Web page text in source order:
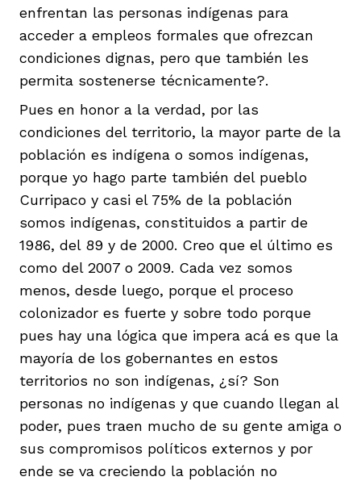
enfrentan las personas indígenas para
acceder a empleos formales que ofrezcan
condiciones dignas, pero que también les
permita sostenerse técnicamente?.
Pues en honor a la verdad, por las
condiciones del territorio, la mayor parte de la
población es indígena o somos indígenas,
porque yo hago parte también del pueblo
Curripaco y casi el 75% de la población
somos indígenas, constituidos a partir de
1986, del 89 y de 2000. Creo que el último es
como del 2007 o 2009. Cada vez somos
menos, desde luego, porque el proceso
colonizador es fuerte y sobre todo porque
pues hay una lógica que impera acá es que la
mayoría de los gobernantes en estos
territorios no son indígenas, ¿sí? Son
personas no indígenas y que cuando llegan al
poder, pues traen mucho de su gente amiga o
sus compromisos políticos externos y por
ende se va creciendo la población no